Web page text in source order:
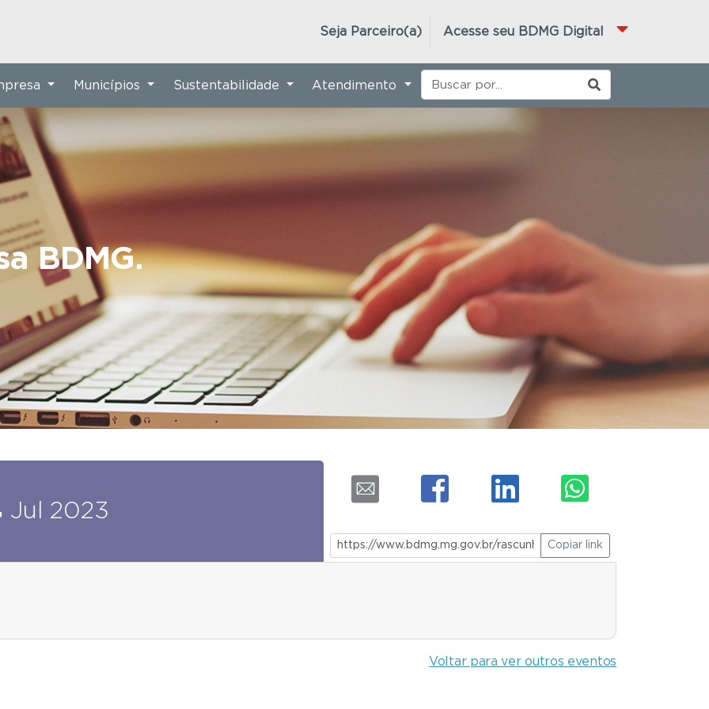
Acesse seu BDMG Digital
Seja Parceiro(a)
BDMG.
Municípios Sustentabilidade Atendimento
Jul 2023
Copiar link
Voltar para ver outros eventos